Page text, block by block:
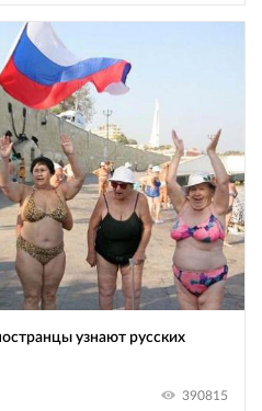
узнают русских
390815